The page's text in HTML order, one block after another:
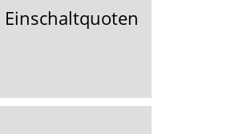
Einschaltquoten